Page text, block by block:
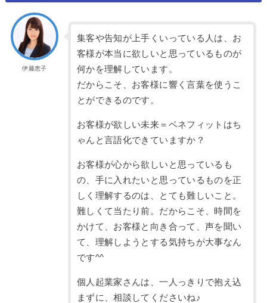
伊藤恵子
集客や告知が上手くいっている人は、お
客様が本当に欲しいと思っているものが
何かを理解しています。
だからこそ、お客様に響く言葉を使うこ
とができるのです。
お客様が欲しい未来＝ベネフィットはち
ゃんと言語化できていますか？
お客様が心から欲しいと思っているも
の、手に入れたいと思っているものを正
しく理解するのは、とても難しいこと。
難しくて当たり前。だからこそ、時間を
かけて、お客様と向き合って、声を聞い
て、理解しようとする気持ちが大事なん
です^^
個人起業家さんは、一人っきりで抱え込
まずに、相談してくださいね♪